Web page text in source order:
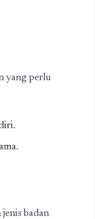
yang perlu
badan